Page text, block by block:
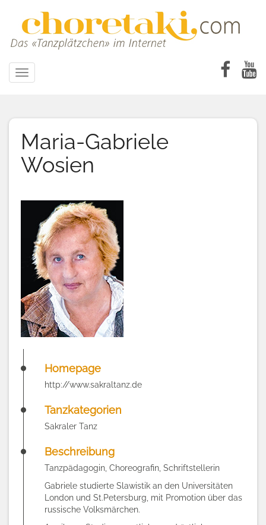
Toggle
navigation
Maria-Gabriele
Wosien
Homepage
http://www.sakraltanz.de
Tanzkategorien
Sakraler Tanz
Beschreibung
Tanzpädagogin, Choreografin, Schriftstellerin
Gabriele studierte Slawistik an den Universitäten
London und St.Petersburg, mit Promotion über das
russische Volksmärchen.